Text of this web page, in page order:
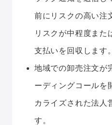
前にリスクの高い注
リスクが中程度また
支払いを回収します。
地域での卸売注文が
ーディングコールを
カライズされた法人
す。